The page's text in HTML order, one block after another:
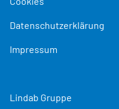
Datenschutzerklärung
Impressum
Lindab Gruppe